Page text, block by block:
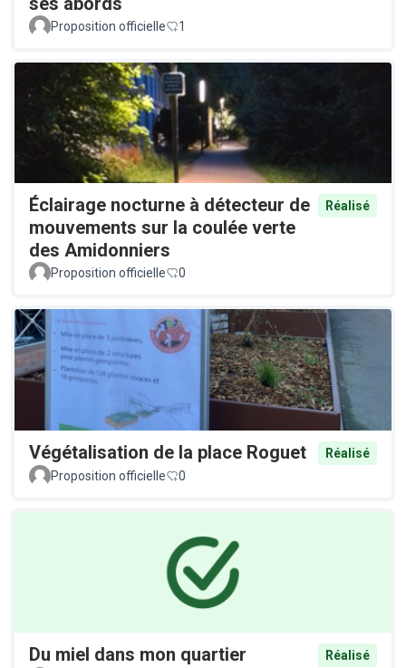
Proposition officielle 1
Éclairage nocturne à détecteur de
mouvements sur la coulée verte
des Amidonniers
Réalisé
Proposition officielle 0
Végétalisation de la place Roguet
Réalisé
Proposition officielle
0
Du miel dans mon quartier
Réalisé